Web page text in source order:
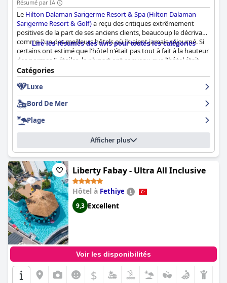
Résumé par IA
Le Hilton Dalaman Sarigerme Resort & Spa (Hilton Dalaman
Sarigerme Resort & Golf)a reçu des critiques extrêmement
positives de la part de ses anciens clients, beaucoup le décrivant
comme l'un des meilleurs hôtels où ils aient jamais séjourné. Si
certains ont estimé que l'hôtel n'était pas tout à fait à la hauteur
des normes 5 étoiles, la plupart ont convenu que l'hôtel était
incroyable, parfait et vraiment exceptionnel. Le complexe est de
taille généreuse et offre des équipements de premier ordre qui
garantissent des vacances inoubliables. Le seul bémol est que
limité pour un hôtel 5 étoiles tout compris. Dans l'ensemble, le
Hilton Dalaman Sarigerme Resort & Spa (Hilton Dalaman
Sarigerme Resort & Golf)
est fortement recommandé à ceux qui
recherchent une expérience de vacances exceptionnelle.
Lire les résumés des avis pour toutes les catégories
Catégories
Luxe
Bord De Mer
Plage
Afficher plus
Liberty Fabay - Ultra All Inclusive
Hôtel à Fethiye
9,3 Excellent
Voir les disponibilités
$